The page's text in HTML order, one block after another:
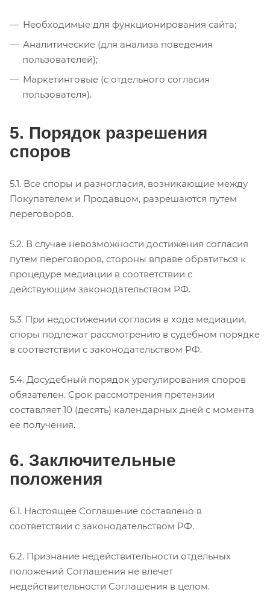
Необходимые для функционирования сайта;
Аналитические (для анализа поведения
пользователей);
Маркетинговые (с отдельного согласия
пользователя).
5. Порядок разрешения
споров
5.1. Все споры и разногласия, возникающие между
Покупателем и Продавцом, разрешаются путем
переговоров.
5.2. В случае невозможности достижения согласия
путем переговоров, стороны вправе обратиться к
процедуре медиации в соответствии с
действующим законодательством РФ.
5.3. При недостижении согласия в ходе медиации,
споры подлежат рассмотрению в судебном порядке
в соответствии с законодательством РФ.
5.4. Досудебный порядок урегулирования споров
обязателен. Срок рассмотрения претензии
составляет 10 (десять) календарных дней с момента
ее получения.
6. Заключительные
положения
6.1. Настоящее Соглашение составлено в
соответствии с законодательством РФ.
6.2. Признание недействительности отдельных
положений Соглашения не влечет
недействительности Соглашения в целом.